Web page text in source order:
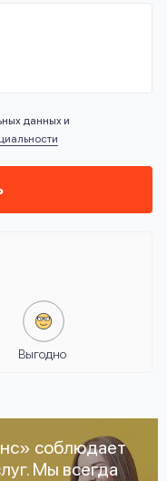
данных и
Выгодно
соблюдает
Мы всегда